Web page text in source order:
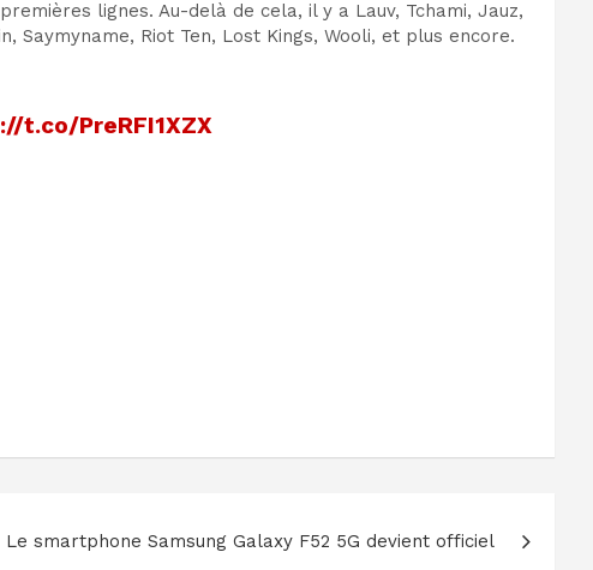
lignes. Au-delà de cela, il y a Lauv, Tchami, Jauz,
Saymyname, Riot Ten, Lost Kings, Wooli, et plus encore.
t.co/PreRFI1XZX
Le smartphone Samsung Galaxy F52 5G devient officiel